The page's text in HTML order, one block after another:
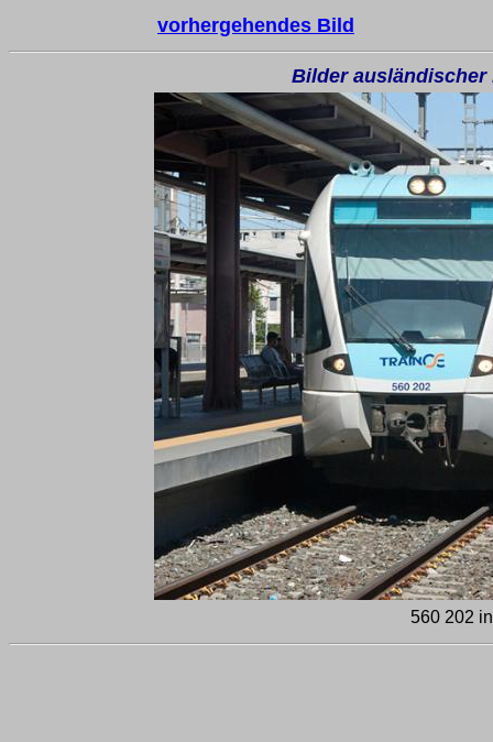
vorhergehendes Bild
Bilder ausländischer
560 202